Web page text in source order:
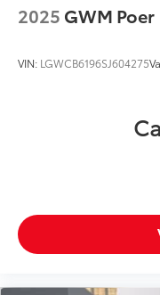
2025 GWM Poer
VIN: LGWCB6196SJ604275